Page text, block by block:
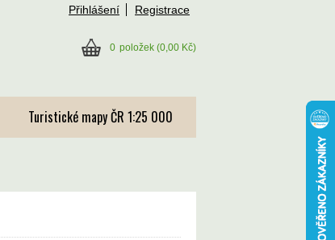
Přihlášení Registrace
0 položek (0,00 Kč)
Turistické mapy ČR 1:25 000